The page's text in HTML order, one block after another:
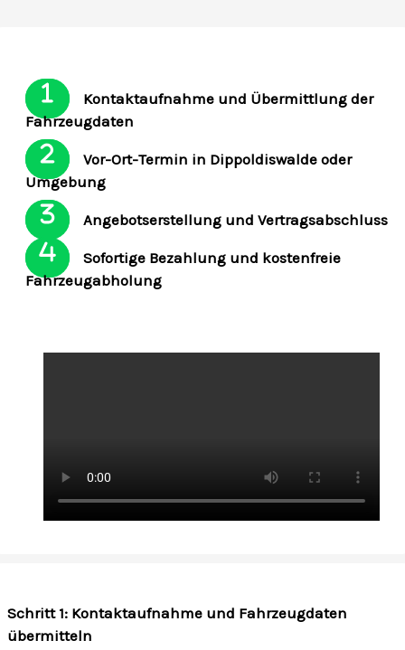
Kontaktaufnahme und Übermittlung der
Fahrzeugdaten
Vor-Ort-Termin in Dippoldiswalde oder
Umgebung
Angebotserstellung und Vertragsabschluss
Sofortige Bezahlung und kostenfreie
Fahrzeugabholung
Schritt 1: Kontaktaufnahme und Fahrzeugdaten
übermitteln